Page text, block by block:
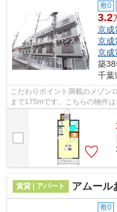
敷0
3.2
京成
京成
京成
築
千葉
こだわりポイント満載のメゾン
まで175mです。こちらの物件
用をカードでお支払いいただけ
賃貸 | アパート アムール
敷0